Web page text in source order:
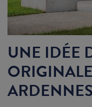
UNE IDÉE